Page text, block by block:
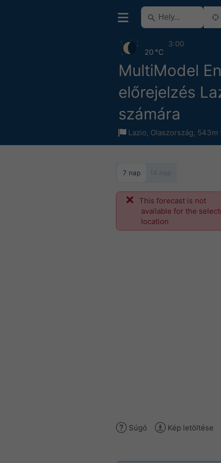
MultiModel
előrejelzés
számára
Lazio, Olaszország, 543m
20 °C
3:00
7 nap
This forecast is not
available for the
location
Súgó Kép letöltése